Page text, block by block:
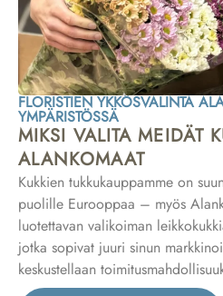
FLORISTIEN YKKÖSVALINTA
YMPÄRISTÖSSÄ
MIKSI VALITA MEIDÄT
ALANKOMAAT
Kukkien tukkukauppamme on
puolille Eurooppaa – myös
luotettavan valikoiman
jotka sopivat juuri sinun
keskustellaan